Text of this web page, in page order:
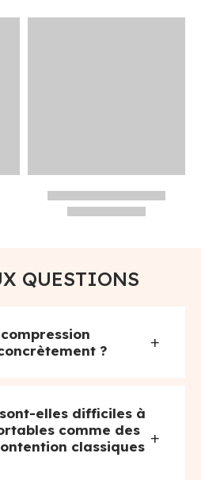
QUESTIONS
?
+
elles difficiles à
comme des
classiques +